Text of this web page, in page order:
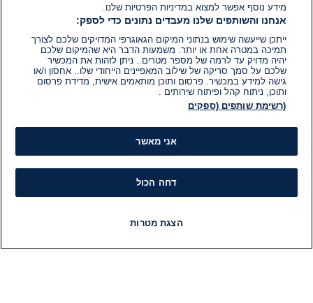
מידע נוסף אפשר למצוא במדיניות הפרטיות שלנו.
אנחנו והשותפים שלנו מעבדים נתונים כדי לספק:
ייתכן שייעשה שימוש בנתוני המיקום הגאוגרפי המדויקים שלכם לצורך
תמיכה במטרה אחת או יותר. משמעות הדבר היא שהמיקום שלכם
יהיה מדויק עד לרמה של מספר מטרים.. ניתן לזהות את המכשיר
שלכם על סמך סריקה של שילוב המאפיינים הייחודי שלו.. אחסון ו/או
גישה למידע במכשיר. פרסום ותוכן מותאמים אישית, מדידת פרסום
ותוכן, ניתוח קהל ופיתוח שירותים .
(רשימת שותפים (ספקים
אני מאשר
דחה הכול
הצגת מטרות